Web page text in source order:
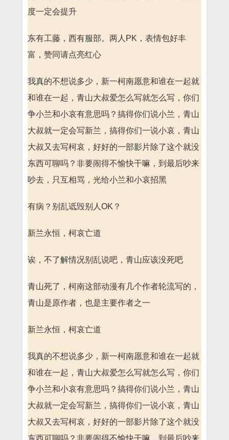
度一定会提升
东有工藤，西有服部。两人PK，表情包好丰
富，赞同请点亮红心
我真的不想说多少，新一柯南愿意和谁在一起就
和谁在一起，青山大叔爱怎么写就怎么写，你们
争小兰和小哀有意思吗？搞得你们说小兰，青山
大叔就一定会写新兰，搞得你们一说小哀，青山
大叔又去写柯哀，好好的一部影片除了这个就没
东西可聊吗？非要闹得不愉快干嘛，到最后吵来
吵去，只互相骂，光给小兰和小哀招黑
有病？别乱诋毁别人OK？
新兰永恒，柯哀亡道
诶，不了解情况别乱说吧，青山应该没死吧
青山死了，柯南这部动漫有几个作者轮流写的，
青山是原作者，也是主要作者之一
新兰永恒，柯哀亡道
我真的不想说多少，新一柯南愿意和谁在一起就
和谁在一起，青山大叔爱怎么写就怎么写，你们
争小兰和小哀有意思吗？搞得你们说小兰，青山
大叔就一定会写新兰，搞得你们一说小哀，青山
大叔又去写柯哀，好好的一部影片除了这个就没
东西可聊吗？非要闹得不愉快干嘛，到最后吵来